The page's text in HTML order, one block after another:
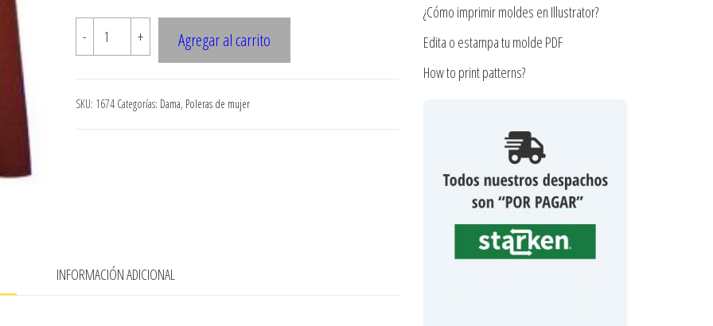
-
1674
POLERA
CON
BOUCLE
+ Agregar al carrito
SKU: 1674 Categorías: Dama, Poleras de mujer
INFORMACIÓN ADICIONAL
¿Cómo imprimir moldes en Illustrator?
Edita o estampa tu molde PDF
How to print patterns?